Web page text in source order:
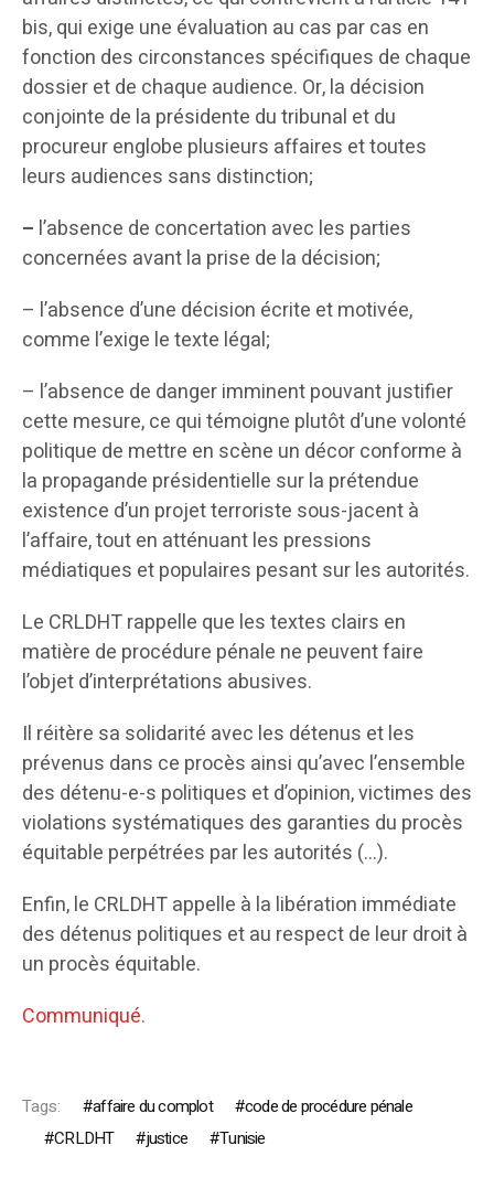
bis, qui exige une évaluation au cas par cas en
fonction des circonstances spécifiques de chaque
dossier et de chaque audience. Or, la décision
conjointe de la présidente du tribunal et du
procureur englobe plusieurs affaires et toutes
leurs audiences sans distinction;
– l’absence de concertation avec les parties
concernées avant la prise de la décision;
– l’absence d’une décision écrite et motivée,
comme l’exige le texte légal;
– l’absence de danger imminent pouvant justifier
cette mesure, ce qui témoigne plutôt d’une volonté
politique de mettre en scène un décor conforme à
la propagande présidentielle sur la prétendue
existence d’un projet terroriste sous-jacent à
l’affaire, tout en atténuant les pressions
médiatiques et populaires pesant sur les autorités.
Le CRLDHT rappelle que les textes clairs en
matière de procédure pénale ne peuvent faire
l’objet d’interprétations abusives.
Il réitère sa solidarité avec les détenus et les
prévenus dans ce procès ainsi qu’avec l’ensemble
des détenu-e-s politiques et d’opinion, victimes des
violations systématiques des garanties du procès
équitable perpétrées par les autorités (…).
Enfin, le CRLDHT appelle à la libération immédiate
des détenus politiques et au respect de leur droit à
un procès équitable.
Communiqué.
Tags: affaire du complot
code de procédure pénale
CRLDHT
justice Tunisie